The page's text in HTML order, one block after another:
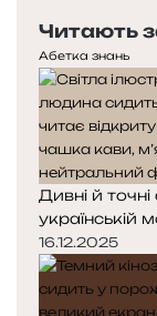
т
и
п
а
р
т
н
е
р
а
р
е
д
н
я
с
т
о
р
і
н
к
а
т
у
п
н
а
с
т
о
р
і
н
к
а
Читають
Абетка знань
Дивні й
українській
16.12.2025